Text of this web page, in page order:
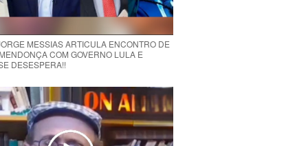
MESSIAS ARTICULA ENCONTRO DE
COM GOVERNO LULA E
DESESPERA!!